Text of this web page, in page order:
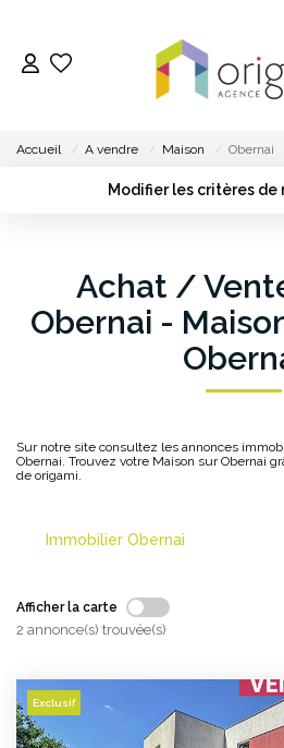
VENDRE
Pourquoi Nous
Nos Biens
NOS
Nous
Vos Avis
Accueil A vendre Maison Obernai
Modifier les critères de
Sélectionnez...
Budget max
Achat /
Obernai -
Sur notre site consultez les annonces
Obernai. Trouvez votre Maison sur Obernai
de origami.
Immobilier Obernai
Afficher la carte
2 annonce(s) trouvée(s)
Exclusif